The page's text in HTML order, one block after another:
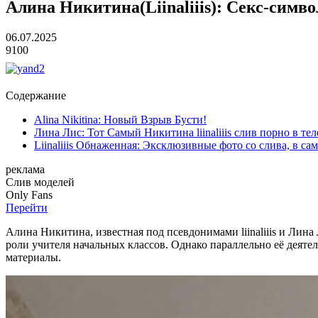
Алина Никитина(Liinaliiis): Секс-
06.07.2025
9100
Содержание
Alina Nikitina: Новый Взрыв Бусти!
Лина Лис: Тот Самый Никитина liinaliiis слив порно в
Liinaliiis Обнаженная: Эксклюзивные фото со слива, в
реклама
Слив моделей
Only Fans
Перейти
Алина Никитина, известная под псевдонимами liinaliiis и Лина
роли учителя начальных классов. Однако параллельно её
материалы.